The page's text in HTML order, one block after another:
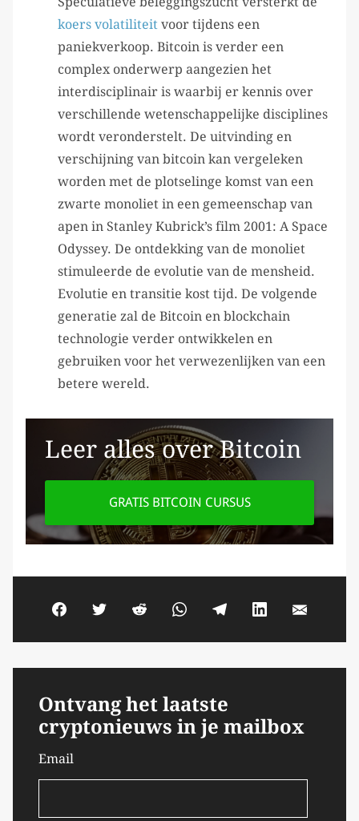
koers volatiliteit voor tijdens een
paniekverkoop. Bitcoin is verder een
complex onderwerp aangezien het
interdisciplinair is waarbij er kennis over
verschillende wetenschappelijke disciplines
wordt veronderstelt. De uitvinding en
verschijning van bitcoin kan vergeleken
worden met de plotselinge komst van een
zwarte monoliet in een gemeenschap van
apen in Stanley Kubrick’s film 2001: A Space
Odyssey. De ontdekking van de monoliet
stimuleerde de evolutie van de mensheid.
Evolutie en transitie kost tijd. De volgende
generatie zal de Bitcoin en blockchain
technologie verder ontwikkelen en
gebruiken voor het verwezenlijken van een
betere wereld.
Leer alles over Bitcoin
GRATIS BITCOIN CURSUS
Ontvang het laatste
cryptonieuws in je mailbox
Email